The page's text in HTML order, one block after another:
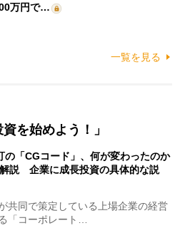
万円で…
一覧を見る
を始めよう！」
の「CGコード」、何が変わったのか
説 企業に成長投資の具体的な説
共同で策定している上場企業の経営
「コーポレート…